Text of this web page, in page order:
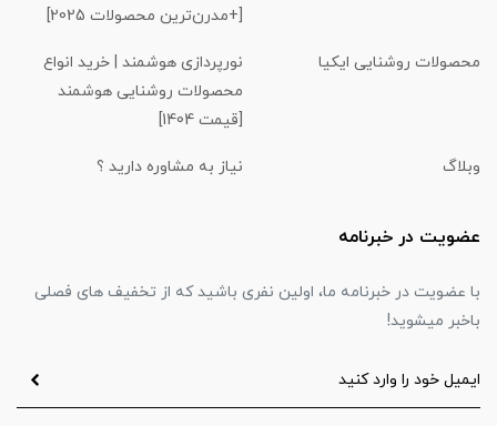
[+مدرن‌ترین محصولات 2025]
محصولات روشنایی ایکیا
نورپردازی هوشمند | خرید انواع
محصولات روشنایی هوشمند
[قیمت 1404]
وبلاگ نیاز به مشاوره دارید ؟
عضویت در خبرنامه
با عضویت در خبرنامه ما، اولین نفری باشید که از تخفیف های فصلی
باخبر میشوید!